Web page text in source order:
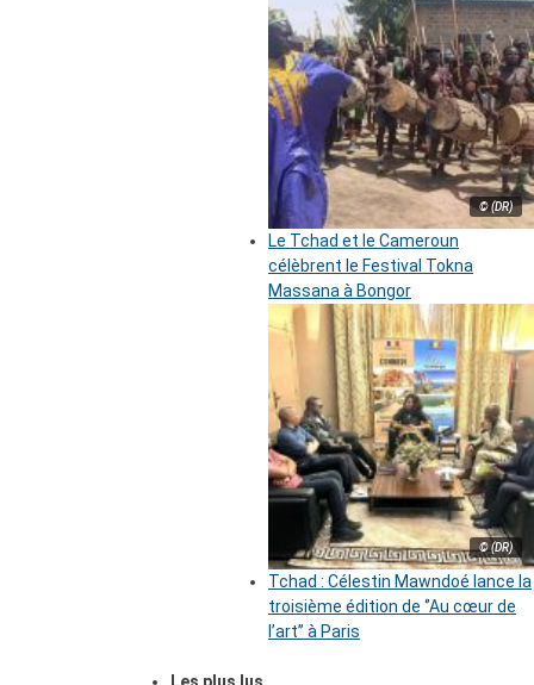
© (DR)
Le Tchad et le Cameroun
célèbrent le Festival Tokna
Massana à Bongor
© (DR)
Tchad : Célestin Mawndoé lance la
troisième édition de ‘’Au cœur de
l’art’’ à Paris